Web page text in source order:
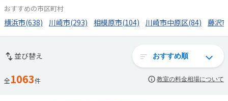
おすすめの市区町村
横浜市(638) 川崎市(293) 相模原市(104) 川崎市中原区(84) 藤沢
並び替え
全1063件 教室の料金相場について